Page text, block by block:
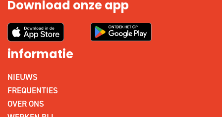
Download onze app
informatie
NIEUWS
FREQUENTIES
OVER ONS